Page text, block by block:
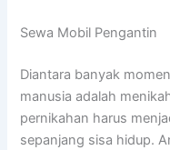
Sewa Mobil Pengantin
Diantara banyak
manusia adalah
pernikahan harus
sepanjang sisa hidup.